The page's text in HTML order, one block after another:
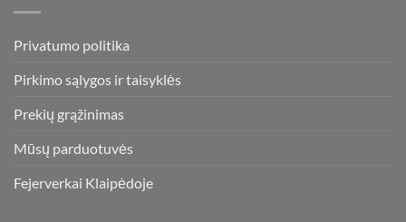
Privatumo politika
Pirkimo sąlygos ir taisyklės
Prekių grąžinimas
Mūsų parduotuvės
Fejerverkai Klaipėdoje